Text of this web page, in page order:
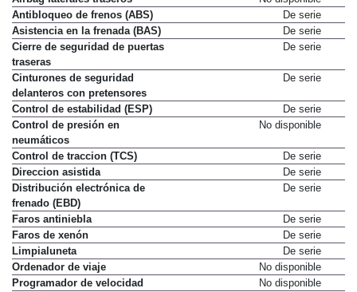
Antibloqueo de frenos (ABS)
De serie
Asistencia en la frenada (BAS)
De serie
Cierre de seguridad de puertas
traseras
De serie
Cinturones de seguridad
delanteros con pretensores
De serie
Control de estabilidad (ESP)
De serie
Control de presión en
neumáticos
No disponible
Control de traccion (TCS)
De serie
Direccion asistida
De serie
Distribución electrónica de
frenado (EBD)
De serie
Faros antiniebla
De serie
Faros de xenón
De serie
Limpialuneta
De serie
Ordenador de viaje
No disponible
Programador de velocidad
No disponible